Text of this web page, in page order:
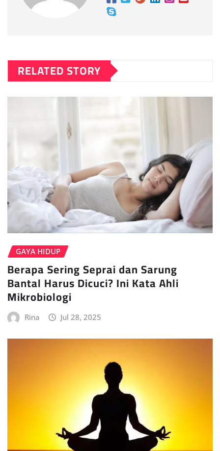
RELATED STORY
GAYA HIDUP
Berapa Sering Seprai dan Sarung
Bantal Harus Dicuci? Ini Kata Ahli
Mikrobiologi
Rina Jul 28, 2025